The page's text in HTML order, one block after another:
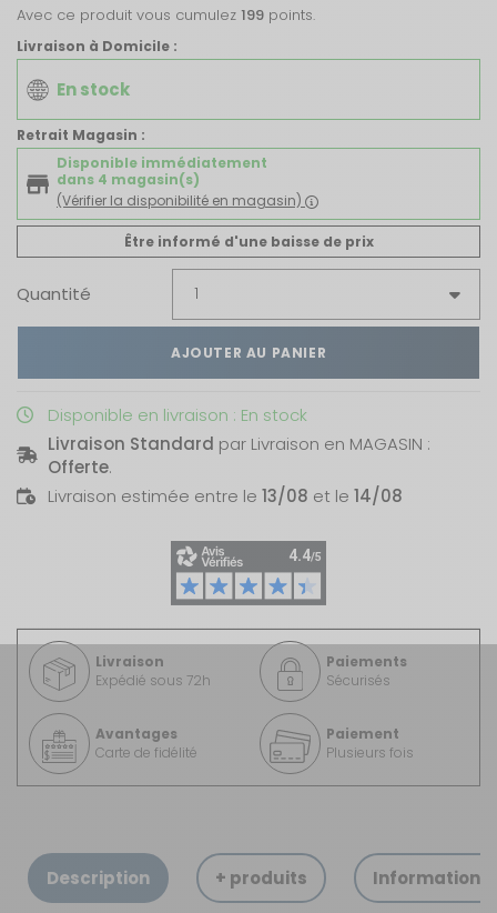
Avec ce produit vous cumulez 199 points.
Livraison à Domicile :
En stock
Retrait Magasin :
Disponible immédiatement
dans 4 magasin(s)
(Vérifier la disponibilité en magasin)
Être informé d'une baisse de prix
Quantité
AJOUTER AU PANIER
Disponible en livraison : En stock
Livraison Standard par Livraison en MAGASIN :
Offerte.
Livraison estimée entre le 13/08 et le 14/08
Livraison
Expédié sous 72h
Paiements
Sécurisés
Avantages
Carte de fidélité
Paiement
Plusieurs fois
Description + produits Informations